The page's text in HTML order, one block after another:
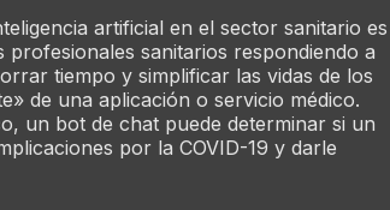
artificial en el sector sanitario es
sanitarios respondiendo a
tiempo y simplificar las vidas de los
de una aplicación o servicio médico.
un bot de chat puede determinar si un
por la COVID-19 y darle